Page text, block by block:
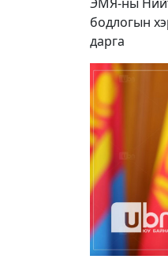
бодлогын
дарга